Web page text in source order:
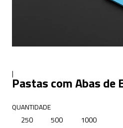
|
Pastas com Abas de
QUANTIDADE
250 500 1000